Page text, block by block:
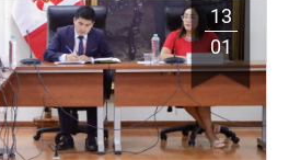
13
01